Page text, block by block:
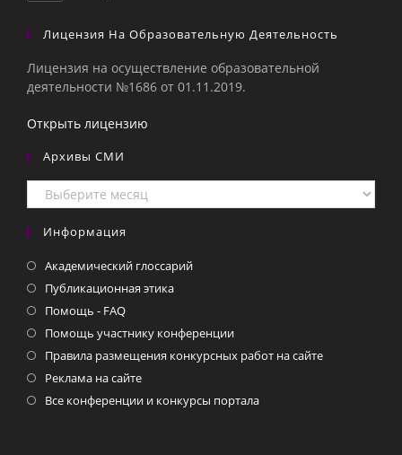
Лицензия На Образовательную Деятельность
Лицензия на осуществление образовательной
деятельности №1686 от 01.11.2019.
Открыть лицензию
Архивы СМИ
Архивы
СМИ
Информация
Академический глоссарий
Публикационная этика
Помощь - FAQ
Помощь участнику конференции
Правила размещения конкурсных работ на сайте
Реклама на сайте
Все конференции и конкурсы портала